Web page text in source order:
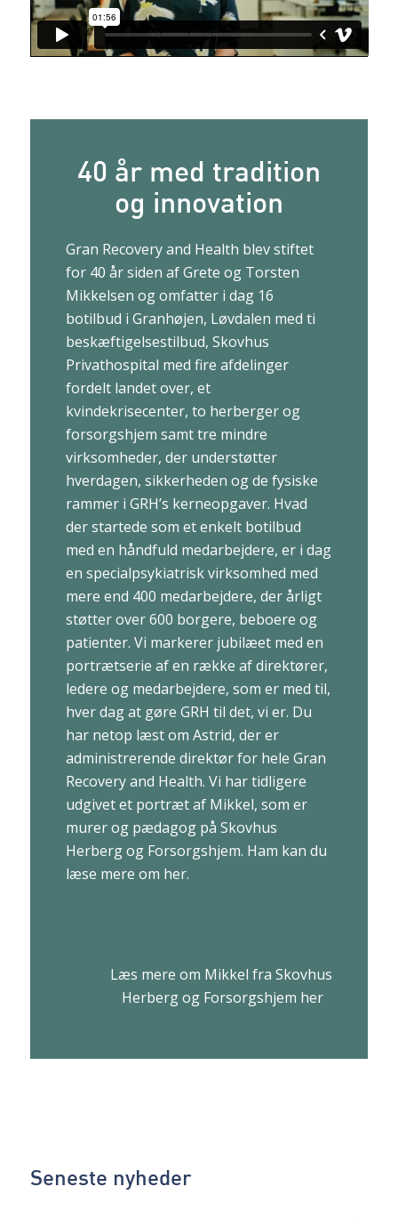
40 år med tradition
og innovation
Gran Recovery and Health blev stiftet
for 40 år siden af Grete og Torsten
Mikkelsen og omfatter i dag 16
botilbud i Granhøjen, Løvdalen med ti
beskæftigelsestilbud, Skovhus
Privathospital med fire afdelinger
fordelt landet over, et
kvindekrisecenter, to herberger og
forsorgshjem samt tre mindre
virksomheder, der understøtter
hverdagen, sikkerheden og de fysiske
rammer i GRH’s kerneopgaver. Hvad
der startede som et enkelt botilbud
med en håndfuld medarbejdere, er i dag
en specialpsykiatrisk virksomhed med
mere end 400 medarbejdere, der årligt
støtter over 600 borgere, beboere og
patienter. Vi markerer jubilæet med en
portrætserie af en række af direktører,
ledere og medarbejdere, som er med til,
hver dag at gøre GRH til det, vi er. Du
har netop læst om Astrid, der er
administrerende direktør for hele Gran
Recovery and Health. Vi har tidligere
udgivet et portræt af Mikkel, som er
murer og pædagog på Skovhus
Herberg og Forsorgshjem. Ham kan du
læse mere om her.
Læs mere om Mikkel fra Skovhus
Herberg og Forsorgshjem her
Seneste nyheder